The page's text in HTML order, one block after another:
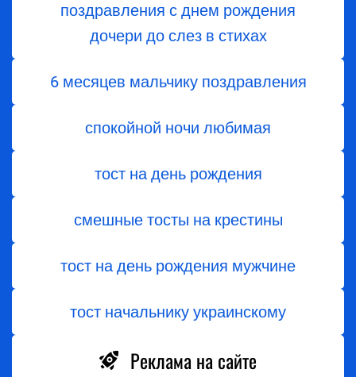
поздравления с днем ​​рождения
дочери до слез в стихах
6 месяцев мальчику поздравления
спокойной ночи любимая
тост на день рождения
смешные тосты на крестины
тост на день рождения мужчине
тост начальнику украинскому
Реклама на сайте